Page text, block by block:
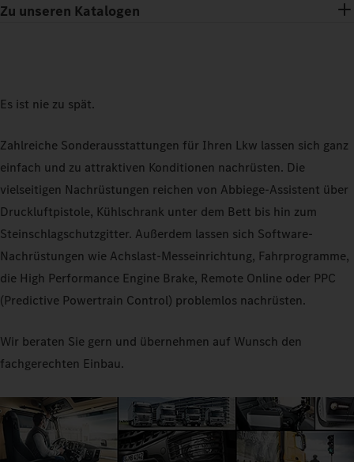
Zu unseren Katalogen
Es ist nie zu spät.
Zahlreiche Sonderausstattungen für Ihren Lkw lassen sich ganz
einfach und zu attraktiven Konditionen nachrüsten. Die
vielseitigen Nachrüstungen reichen von Abbiege-Assistent über
Druckluftpistole, Kühlschrank unter dem Bett bis hin zum
Steinschlagschutzgitter. Außerdem lassen sich Software-
Nachrüstungen wie Achslast-Messeinrichtung, Fahrprogramme,
die High Performance Engine Brake, Remote Online oder PPC
(Predictive Powertrain Control) problemlos nachrüsten.
Wir beraten Sie gern und übernehmen auf Wunsch den
fachgerechten Einbau.